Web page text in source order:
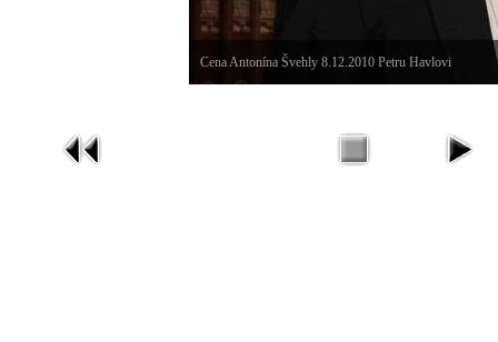
Cena Antonína Švehly 8.12.2010 Petru Havlovi